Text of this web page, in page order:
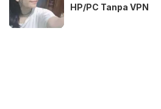
HP/PC Tanpa VPN